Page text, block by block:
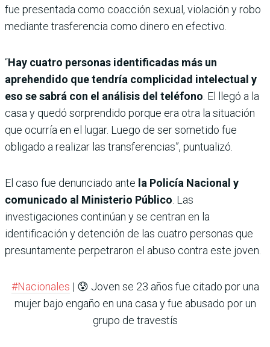
fue presentada como coacción sexual, violación y robo
mediante trasferencia como dinero en efectivo.
“Hay cuatro personas identificadas más un
aprehendido que tendría complicidad intelectual y
eso se sabrá con el análisis del teléfono . El llegó a la
casa y quedó sorprendido porque era otra la situación
que ocurría en el lugar. Luego de ser sometido fue
obligado a realizar las transferencias”, puntualizó.
El caso fue denunciado ante la Policía Nacional y
comunicado al Ministerio Público . Las
investigaciones continúan y se centran en la
identificación y detención de las cuatro personas que
presuntamente perpetraron el abuso contra este joven.
#Nacionales | 😰 Joven se 23 años fue citado por una
mujer bajo engaño en una casa y fue abusado por un
grupo de travestís